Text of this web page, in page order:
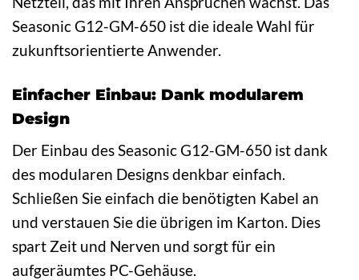
Seasonic G12-GM-650 ist die ideale Wahl für
zukunftsorientierte Anwender.
Einfacher Einbau: Dank modularem
Design
Der Einbau des Seasonic G12-GM-650 ist dank
des modularen Designs denkbar einfach.
Schließen Sie einfach die benötigten Kabel an
und verstauen Sie die übrigen im Karton. Dies
spart Zeit und Nerven und sorgt für ein
aufgeräumtes PC-Gehäuse.